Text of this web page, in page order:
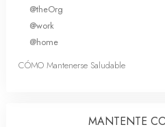
@theOrg
@work
@home
CÓMO Mantenerse Saludable
MANTENTE